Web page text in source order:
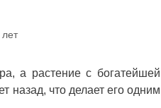
а растение с богатейшей
назад, что делает его одним